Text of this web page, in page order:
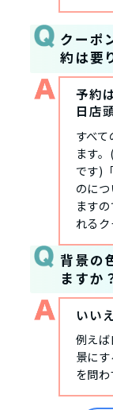
クーポ
約は要
予約
日店
すべ
ます
です)
のに
ます
れる
背景の
ますか
いい
例え
景に
を問